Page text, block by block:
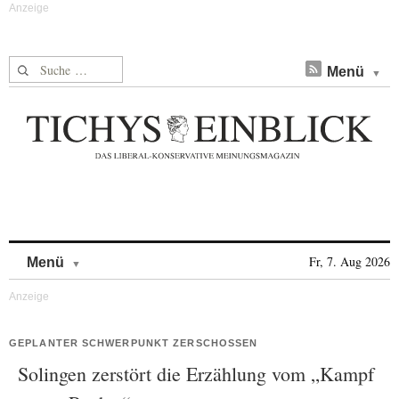
Suche nach: Menü
Menü Fr, 7. Aug 2026
GEPLANTER SCHWERPUNKT ZERSCHOSSEN
Solingen zerstört die Erzählung vom „Kampf